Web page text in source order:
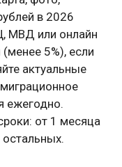
в 2026
МВД или онлайн
5%), если
актуальные
ежегодно.
от 1 месяца